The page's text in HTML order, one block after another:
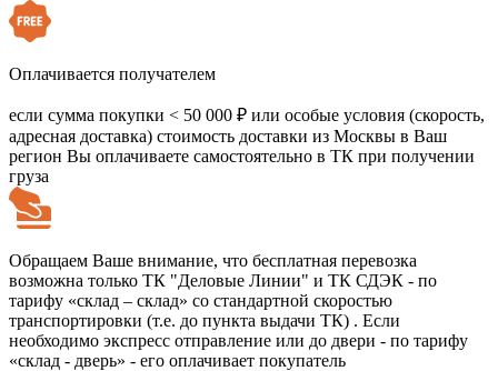
Оплачивается получателем
если сумма покупки < 50 000 ₽ или особые условия (скорость,
адресная доставка) стоимость доставки из Москвы в Ваш
регион Вы оплачиваете самостоятельно в ТК при получении
груза
Обращаем Ваше внимание, что бесплатная перевозка
возможна только ТК "Деловые Линии" и ТК СДЭК - по
тарифу «склад – склад» со стандартной скоростью
транспортировки (т.е. до пункта выдачи ТК) . Если
необходимо экспресс отправление или до двери - по тарифу
«склад - дверь» - его оплачивает покупатель